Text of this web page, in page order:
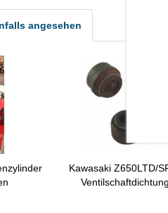
angesehen
Kawasaki Z650LTD/